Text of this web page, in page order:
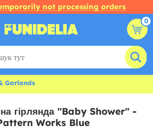
not processing orders
0
Garlands
гірлянда "Baby Shower" -
Works Blue